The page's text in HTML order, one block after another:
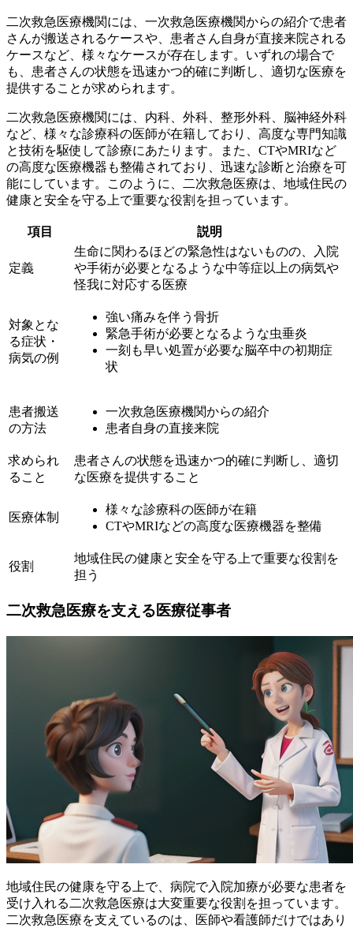
二次救急医療機関には、一次救急医療機関からの紹介で患者
さんが搬送されるケースや、患者さん自身が直接来院される
ケースなど、様々なケースが存在します。いずれの場合で
も、 患者さんの状態を迅速かつ的確に判断し、適切な医療を
提供することが求められます。
二次救急医療機関には、内科、外科、整形外科、脳神経外科
など、様々な診療科の医師が在籍しており、高度な専門知識
と技術を駆使して診療にあたります。また、CTやMRIなど
の高度な医療機器も整備されており、迅速な診断と治療を可
能にしています。このように、
二次救急医療は、地域住民の
健康と安全を守る上で重要な役割を担っています。
項目 説明
定義
生命に関わるほどの緊急性はないものの、入院
や手術が必要となるような中等症以上の病気や
怪我に対応する医療
対象とな
る症状・
病気の例
強い痛みを伴う骨折
緊急手術が必要となるような虫垂炎
一刻も早い処置が必要な脳卒中の初期症
状
患者搬送
の方法
一次救急医療機関からの紹介
患者自身の直接来院
求められ
ること
患者さんの状態を迅速かつ的確に判断し、適切
な医療を提供すること
医療体制
様々な診療科の医師が在籍
CTやMRIなどの高度な医療機器を整備
役割
地域住民の健康と安全を守る上で重要な役割を
担う
二次救急医療を支える医療従事者
地域住民の健康を守る上で、病院で入院加療が必要な患者を
受け入れる二次救急医療は大変重要な役割を担っています。
二次救急医療を支えているのは、医師や看護師だけではあり